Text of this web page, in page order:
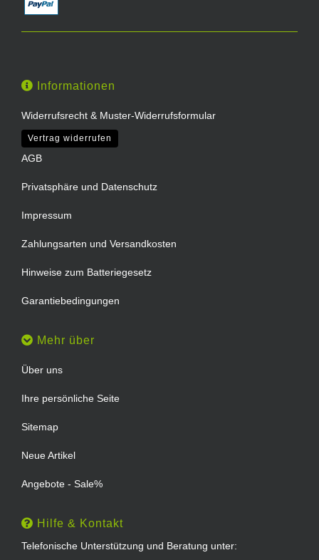
Informationen
Widerrufsrecht & Muster-Widerrufsformular
Vertrag widerrufen
AGB
Privatsphäre und Datenschutz
Impressum
Zahlungsarten und Versandkosten
Hinweise zum Batteriegesetz
Garantiebedingungen
Mehr über
Über uns
Ihre persönliche Seite
Sitemap
Neue Artikel
Angebote - Sale%
Hilfe & Kontakt
Telefonische Unterstützung und Beratung unter: